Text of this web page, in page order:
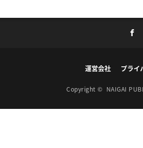
運営会社 プライ
Copyright © NAIGAI